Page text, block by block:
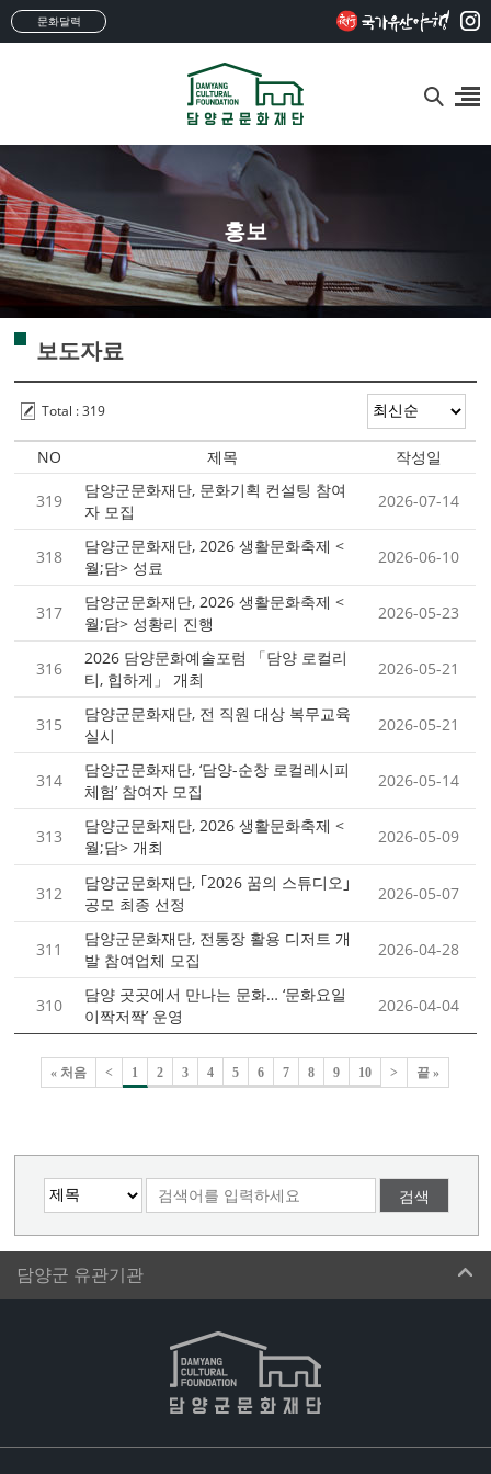
문화달력
홍보
보도자료
Total : 319
NO 제목 작성일
319
담양군문화재단, 문화기획 컨설팅 참여
자 모집
2026-07-14
318
담양군문화재단, 2026 생활문화축제 <
월;담> 성료
2026-06-10
317
담양군문화재단, 2026 생활문화축제 <
월;담> 성황리 진행
2026-05-23
316
2026 담양문화예술포럼 「담양 로컬리
티, 힙하게」 개최
2026-05-21
315
담양군문화재단, 전 직원 대상 복무교육
실시
2026-05-21
314
담양군문화재단, ‘담양-순창 로컬레시피
체험’ 참여자 모집
2026-05-14
313
담양군문화재단, 2026 생활문화축제 <
월;담> 개최
2026-05-09
312
담양군문화재단, ｢2026 꿈의 스튜디오｣
공모 최종 선정
2026-05-07
311
담양군문화재단, 전통장 활용 디저트 개
발 참여업체 모집
2026-04-28
310
담양 곳곳에서 만나는 문화… ‘문화요일
이짝저짝’ 운영
2026-04-04
« 처음 < 1 2 3 4 5 6 7 8 9 10 > 끝 »
검색
담양군 유관기관